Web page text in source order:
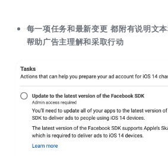
每一项任务和最新变更 都附有说明文
帮助广告主理解和采取行动